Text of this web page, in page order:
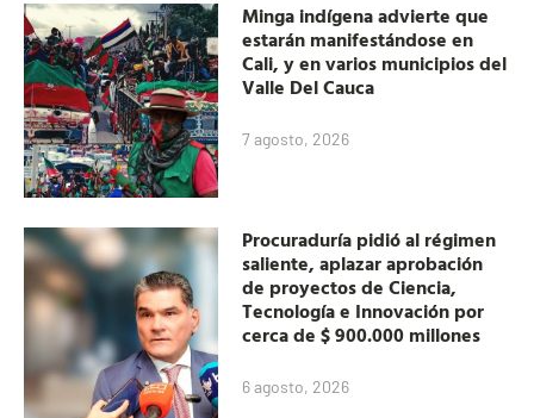
Minga indígena advierte que
estarán manifestándose en
Cali, y en varios municipios del
Valle Del Cauca
7 agosto, 2026
Procuraduría pidió al régimen
saliente, aplazar aprobación
de proyectos de Ciencia,
Tecnología e Innovación por
cerca de $ 900.000 millones
6 agosto, 2026